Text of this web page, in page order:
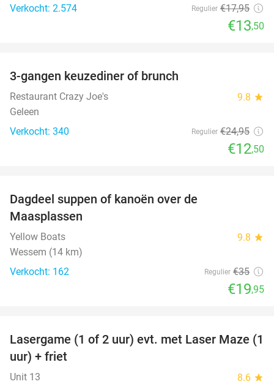
Verkocht: 2.574
Regulier €17,95
€13,50
3-gangen keuzediner of brunch
Restaurant Crazy Joe's 9.8 star
Geleen
Verkocht: 340
Regulier €24,95
€12,50
Dagdeel suppen of kanoën over de
Maasplassen
Yellow Boats 9.8 star
Wessem (14 km)
Verkocht: 162
Regulier €35
€19,95
22%
Lasergame (1 of 2 uur) evt. met Laser Maze (1
uur) + friet
Unit 13 8.6 star